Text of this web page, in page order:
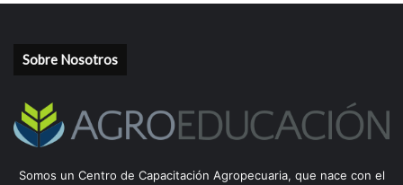
Sobre Nosotros
Somos un Centro de Capacitación Agropecuaria, que nace con el